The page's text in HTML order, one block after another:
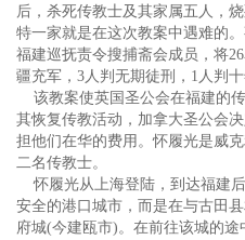
后，杀死传教士及其家属五人，
特一家就是在这次教案中遇难的
福建巡抚责令搜捕斋会成员，将
疆充军，3人判无期徒刑，1人判十
该教案使英国圣公会在福建的
其恢复传教活动，加拿大圣公会
担他们在华的费用。怀履光是威
二名传教士。
怀履光从上海登陆，到达福建
安全的港口城市，而是在与古田
府城(今建瓯市)。在前往该城的